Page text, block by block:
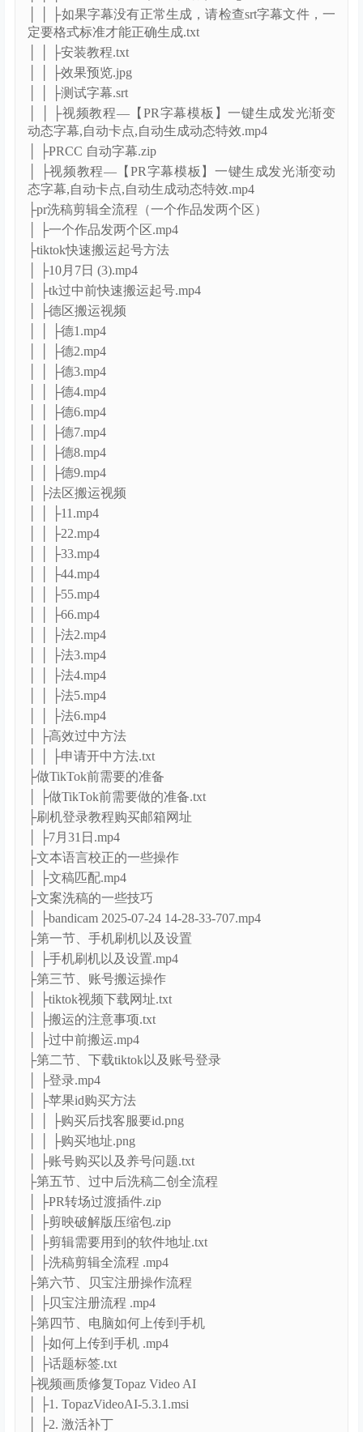
│ │ ├如果字幕没有正常生成，请检查srt字幕文件，一
定要格式标准才能正确生成.txt
│ │ ├安装教程.txt
│ │ ├效果预览.jpg
│ │ ├测试字幕.srt
│ │ ├视频教程—【PR字幕模板】一键生成发光渐变
动态字幕,自动卡点,自动生成动态特效.mp4
│ ├PRCC 自动字幕.zip
│ ├视频教程—【PR字幕模板】一键生成发光渐变动
态字幕,自动卡点,自动生成动态特效.mp4
├pr洗稿剪辑全流程（一个作品发两个区）
│ ├一个作品发两个区.mp4
├tiktok快速搬运起号方法
│ ├10月7日 (3).mp4
│ ├tk过中前快速搬运起号.mp4
│ ├德区搬运视频
│ │ ├德1.mp4
│ │ ├德2.mp4
│ │ ├德3.mp4
│ │ ├德4.mp4
│ │ ├德6.mp4
│ │ ├德7.mp4
│ │ ├德8.mp4
│ │ ├德9.mp4
│ ├法区搬运视频
│ │ ├11.mp4
│ │ ├22.mp4
│ │ ├33.mp4
│ │ ├44.mp4
│ │ ├55.mp4
│ │ ├66.mp4
│ │ ├法2.mp4
│ │ ├法3.mp4
│ │ ├法4.mp4
│ │ ├法5.mp4
│ │ ├法6.mp4
│ ├高效过中方法
│ │ ├申请开中方法.txt
├做TikTok前需要的准备
│ ├做TikTok前需要做的准备.txt
├刷机登录教程购买邮箱网址
│ ├7月31日.mp4
├文本语言校正的一些操作
│ ├文稿匹配.mp4
├文案洗稿的一些技巧
│ ├bandicam 2025-07-24 14-28-33-707.mp4
├第一节、手机刷机以及设置
│ ├手机刷机以及设置.mp4
├第三节、账号搬运操作
│ ├tiktok视频下载网址.txt
│ ├搬运的注意事项.txt
│ ├过中前搬运.mp4
├第二节、下载tiktok以及账号登录
│ ├登录.mp4
│ ├苹果id购买方法
│ │ ├购买后找客服要id.png
│ │ ├购买地址.png
│ ├账号购买以及养号问题.txt
├第五节、过中后洗稿二创全流程
│ ├PR转场过渡插件.zip
│ ├剪映破解版压缩包.zip
│ ├剪辑需要用到的软件地址.txt
│ ├洗稿剪辑全流程 .mp4
├第六节、贝宝注册操作流程
│ ├贝宝注册流程 .mp4
├第四节、电脑如何上传到手机
│ ├如何上传到手机 .mp4
│ ├话题标签.txt
├视频画质修复Topaz Video AI
│ ├1. TopazVideoAI-5.3.1.msi
│ ├2. 激活补丁